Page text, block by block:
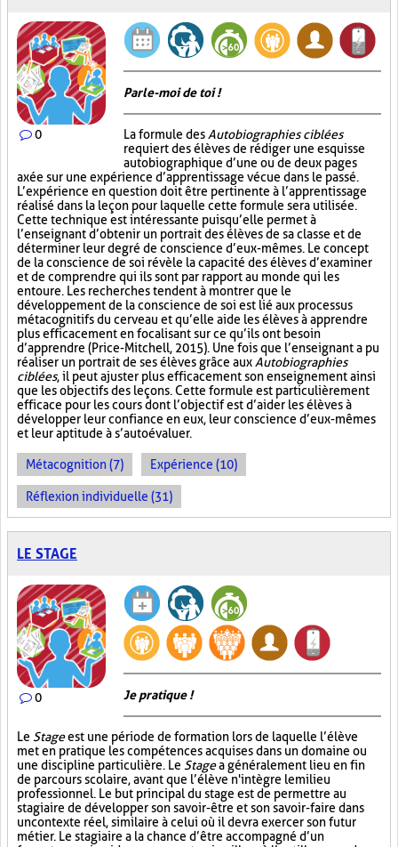
0
Parle-moi de toi !
La formule des Autobiographies ciblées
requiert des élèves de rédiger une esquisse
autobiographique d’une ou de deux pages
axée sur une expérience d’apprentissage vécue dans le passé.
L’expérience en question doit être pertinente à l’apprentissage
réalisé dans la leçon pour laquelle cette formule sera utilisée.
Cette technique est intéressante puisqu’elle permet à
l’enseignant d’obtenir un portrait des élèves de sa classe et de
déterminer leur degré de conscience d’eux-mêmes. Le concept
de la conscience de soi révèle la capacité des élèves d’examiner
et de comprendre qui ils sont par rapport au monde qui les
entoure. Les recherches tendent à montrer que le
développement de la conscience de soi est lié aux processus
métacognitifs du cerveau et qu’elle aide les élèves à apprendre
plus efficacement en focalisant sur ce qu’ils ont besoin
d’apprendre (Price-Mitchell, 2015). Une fois que l’enseignant a pu
réaliser un portrait de ses élèves grâce aux Autobiographies
ciblées, il peut ajuster plus efficacement son enseignement ainsi
que les objectifs des leçons. Cette formule est particulièrement
efficace pour les cours dont l’objectif est d’aider les élèves à
développer leur confiance en eux, leur conscience d’eux-mêmes
et leur aptitude à s’autoévaluer.
Métacognition (7) Expérience (10)
Réflexion individuelle (31)
LE STAGE
0 Je pratique !
Le Stageest une période de formation lors de laquelle l’élève
met en pratique les compétences acquises dans un domaine ou
une discipline particulière. Le Stagea généralement lieu en fin
de parcours scolaire, avant que l’élève n'intègre le milieu
professionnel. Le but principal du stage est de permettre au
stagiaire de développer son savoir-être et son savoir-faire dans
un contexte réel, similaire à celui où il devra exercer son futur
métier. Le stagiaire a la chance d’être accompagné d’un